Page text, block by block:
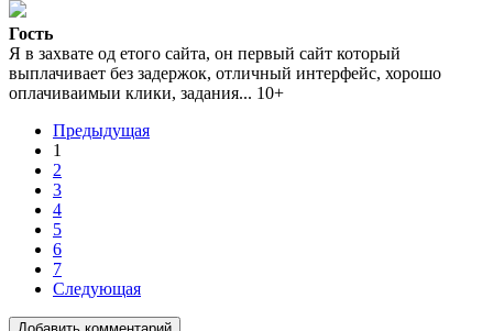
Гость
Я в захвате од етого сайта, он первый сайт который
выплачивает без задержок, отличный интерфейс, хорошо
оплачиваимыи клики, задания... 10+
Предыдущая
1
2
3
4
5
6
7
Следующая